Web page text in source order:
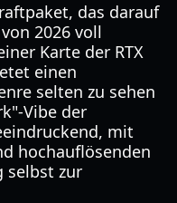
das darauf
2026 voll
Karte der RTX
einen
selten zu sehen
Vibe der
mit
hochauflösenden
selbst zur